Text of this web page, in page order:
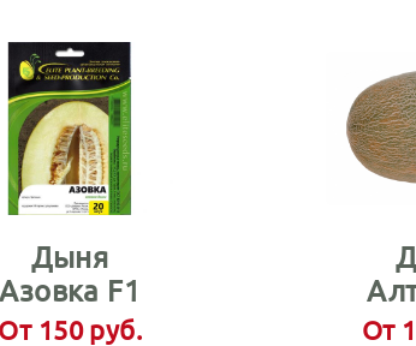
Дыня
Азовка F1
От 150 руб. От